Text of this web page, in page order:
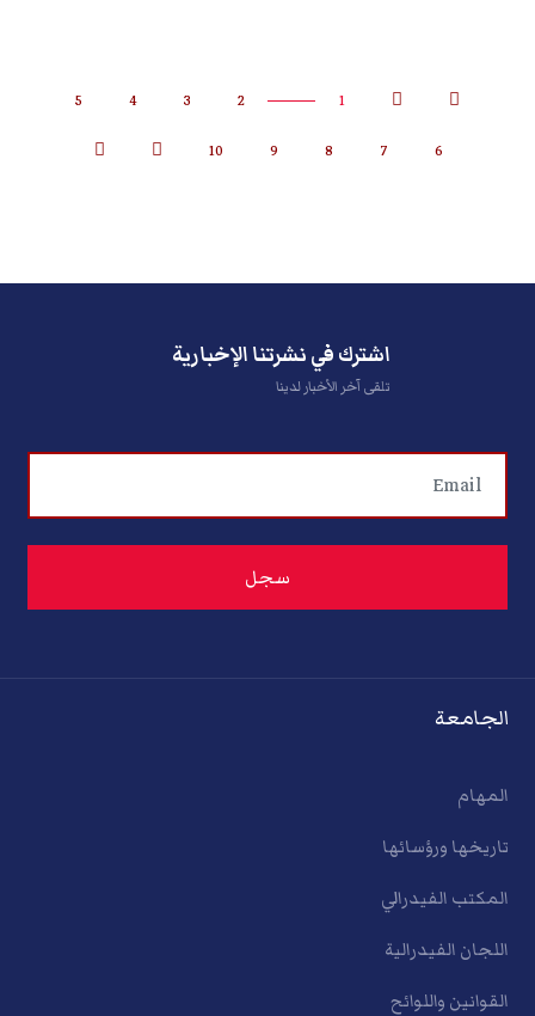
1
2
3
4
5
6
7
8
9
10
اشترك في نشرتنا الإخبارية
تلقى آخر الأخبار لدينا
الجامعة
المهام
تاريخها ورؤسائها
المكتب الفيدرالي
اللجان الفيدرالية
القوانين واللوائح